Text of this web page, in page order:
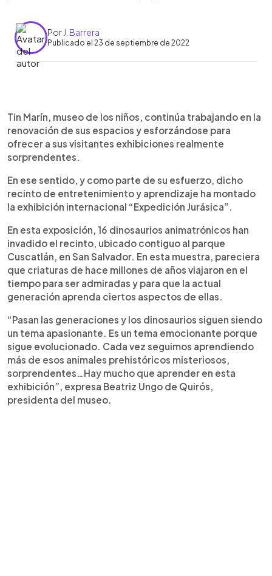
Por J. Barrera
Publicado el 23 de septiembre de 2022
► Escuchar artículo
Tin Marín, museo de los niños, continúa trabajando en la
renovación de sus espacios y esforzándose para
ofrecer a sus visitantes exhibiciones realmente
sorprendentes.
En ese sentido, y como parte de su esfuerzo, dicho
recinto de entretenimiento y aprendizaje ha montado
la exhibición internacional “Expedición Jurásica”.
En esta exposición, 16 dinosaurios animatrónicos han
invadido el recinto, ubicado contiguo al parque
Cuscatlán, en San Salvador. En esta muestra, pareciera
que criaturas de hace millones de años viajaron en el
tiempo para ser admiradas y para que la actual
generación aprenda ciertos aspectos de ellas.
“Pasan las generaciones y los dinosaurios siguen siendo
un tema apasionante. Es un tema emocionante porque
sigue evolucionado. Cada vez seguimos aprendiendo
más de esos animales prehistóricos misteriosos,
sorprendentes…Hay mucho que aprender en esta
exhibición”, expresa Beatriz Ungo de Quirós,
presidenta del museo.